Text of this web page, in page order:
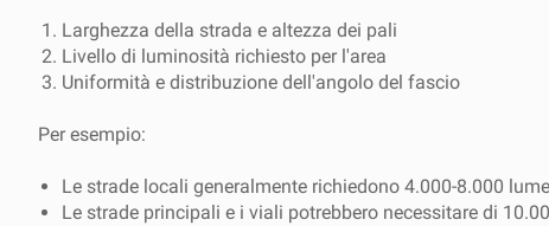
Larghezza della strada e altezza dei pali
Livello di luminosità richiesto per l'area
Uniformità e distribuzione dell'angolo del fascio
Per esempio:
Le strade locali generalmente richiedono 4.000-8.000
Le strade principali e i viali potrebbero necessitare di